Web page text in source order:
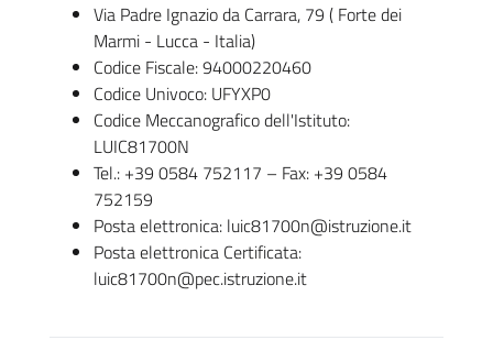
Via Padre Ignazio da Carrara, 79 ( Forte dei
Marmi - Lucca - Italia)
Codice Fiscale: 94000220460
Codice Univoco: UFYXP0
Codice Meccanografico dell'Istituto:
LUIC81700N
Tel.: +39 0584 752117 – Fax: +39 0584
752159
Posta elettronica: luic81700n@istruzione.it
Posta elettronica Certificata:
luic81700n@pec.istruzione.it